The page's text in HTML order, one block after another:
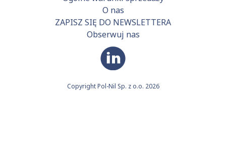
O nas
ZAPISZ SIĘ DO NEWSLETTERA
Obserwuj nas
Copyright Pol-Nil Sp. z o.o. 2026